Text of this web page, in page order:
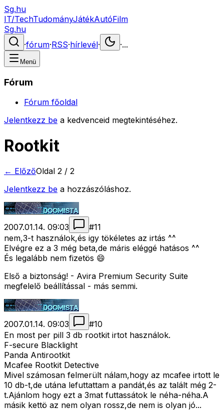
Sg.hu
IT/TechTudományJátékAutóFilm
Sg.hu
·fórum·RSS·hírlevél· ·...
Menü
Fórum
Fórum főoldal
Jelentkezz be a kedvenceid megtekintéséhez.
Rootkit
← ElőzőOldal 2 / 2
Jelentkezz be a hozzászóláshoz.
2007.01.14. 09:03 #11
nem,3-t használok,és igy tökéletes az irtás ^^
Elvégre ez a 3 még beta,de máris eléggé hatásos ^^
És legalább nem fizetös 😄
Első a biztonság! - Avira Premium Security Suite
megfelelő beállítással - más semmi.
2007.01.14. 09:03 #10
En most per pill 3 db rootkit irtot használok.
F-secure Blacklight
Panda Antirootkit
Mcafee Rootkit Detective
Mivel számosan felmerült nálam,hogy az mcafee irtott le
10 db-t,de utána lefuttattam a pandát,és az talált még 2-
t.Ajánlom hogy ezt a 3mat futtassátok le néha-néha.A
másik kettö az nem olyan rossz,de nem is olyan jó...